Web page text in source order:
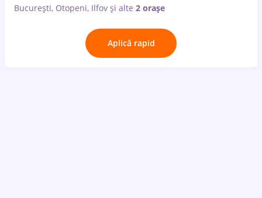
București, Otopeni, Ilfov și alte 2 orașe
Aplică rapid